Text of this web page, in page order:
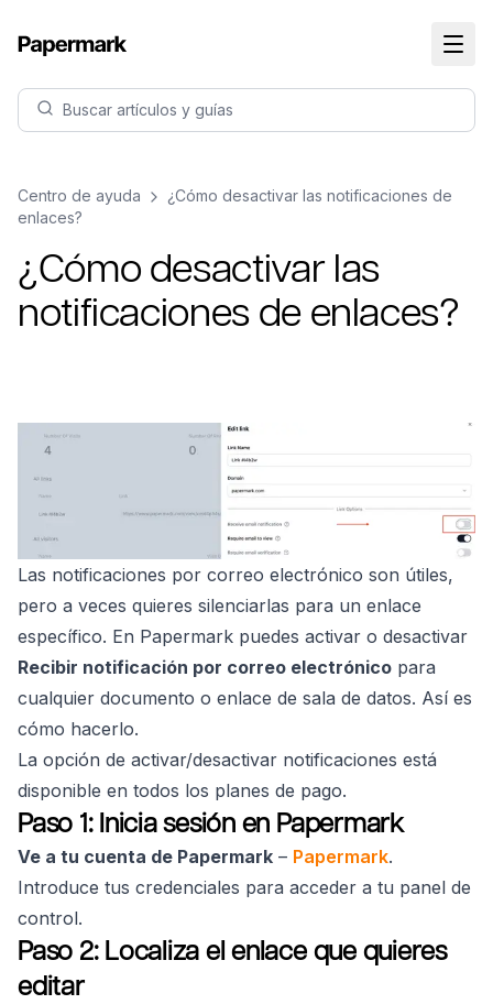
Buscar artículos y guías
Centro de ayuda
¿Cómo desactivar las notificaciones de
enlaces?
¿Cómo desactivar las
notificaciones de enlaces?
Las notificaciones por correo electrónico son útiles,
pero a veces quieres silenciarlas para un enlace
específico. En Papermark puedes activar o desactivar
Recibir notificación por correo electrónico para
cualquier documento o enlace de sala de datos. Así es
cómo hacerlo.
La opción de activar/desactivar notificaciones está
disponible en todos los planes de pago.
Paso 1: Inicia sesión en Papermark
Ve a tu cuenta de Papermark – Papermark.
Introduce tus credenciales para acceder a tu panel de
control.
Paso 2: Localiza el enlace que quieres
editar